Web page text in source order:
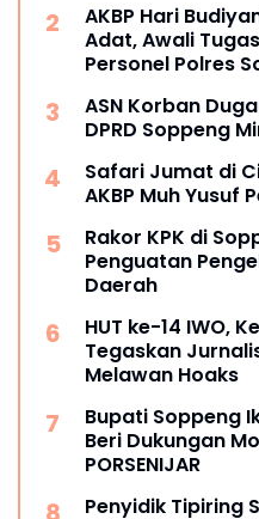
AKBP Hari
Adat, Awali
Personel Polres
ASN Korban
DPRD Soppeng
Safari Jumat di
AKBP Muh Yusuf
Rakor KPK di
Penguatan
Daerah
HUT ke-14 IWO,
Tegaskan
Melawan Hoaks
Bupati Soppeng
Beri Dukungan
PORSENIJAR
Penyidik Tipiring